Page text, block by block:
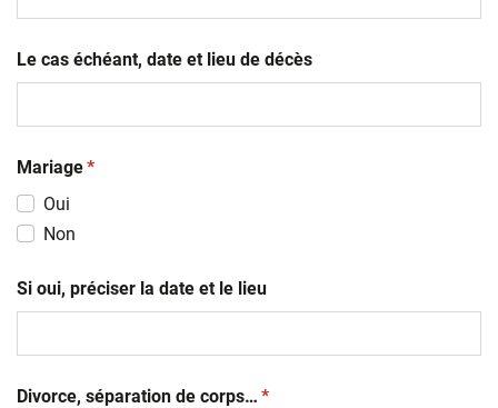
Le cas échéant, date et lieu de décès
Mariage(obligatoire)
*
Oui
Non
Si oui, préciser la date et le lieu
Divorce, séparation de corps… (obligatoire)
*